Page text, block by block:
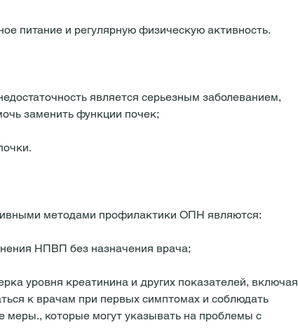
питание и регулярную физическую активность.
является серьезным заболеванием,
заменить функции почек;
методами профилактики ОПН являются:
НПВП без назначения врача;
уровня креатинина и других показателей, включая
к врачам при первых симптомах и соблюдать
меры., которые могут указывать на проблемы с